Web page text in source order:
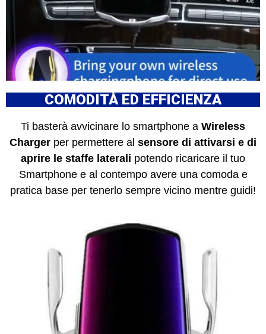
COMODITÀ ED EFFICIENZA
Ti basterà avvicinare lo smartphone a Wireless
Charger per permettere al sensore di attivarsi e di
aprire le staffe laterali potendo ricaricare il tuo
Smartphone e al contempo avere una comoda e
pratica base per tenerlo sempre vicino mentre guidi!